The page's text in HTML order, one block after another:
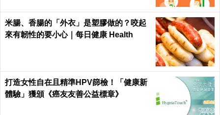
米腸、香腸的「外衣」是塑膠做的？咬起
來有韌性的要小心｜每日健康 Health
打造女性自在且精準HPV篩檢！「健康新
體驗」獲頒《癌友友善公益標章》